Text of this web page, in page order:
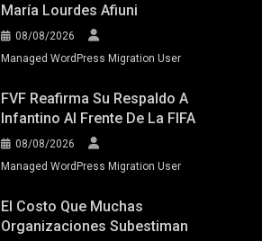
María Lourdes Afiuni
08/08/2026
Managed WordPress Migration User
FVF Reafirma Su Respaldo A
Infantino Al Frente De La FIFA
08/08/2026
Managed WordPress Migration User
El Costo Que Muchas
Organizaciones Subestiman